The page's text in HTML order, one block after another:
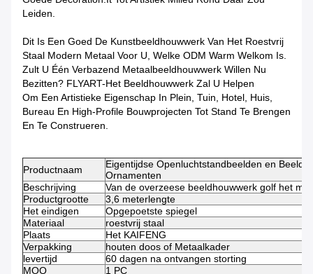
Leiden.
Dit Is Een Goed De Kunstbeeldhouwwerk Van Het Roestvrij
Staal Modern Metaal Voor U, Welke ODM Warm Welkom Is.
Zult U Één Verbazend Metaalbeeldhouwwerk Willen Nu
Bezitten? FLYART-Het Beeldhouwwerk Zal U Helpen
Om Een Artistieke Eigenschap In Plein, Tuin, Hotel, Huis,
Bureau En High-Profile Bouwprojecten Tot Stand Te Brengen
En Te Construeren.
Productnaam
Eigentijdse Openluchtstandbeelden en
Ornamenten
Beschrijving
Van de overzeese beeldhouwwerk golf het
Productgrootte
3,6 meterlengte
Het eindigen
Opgepoetste spiegel
Materiaal
roestvrij staal
Plaats
Het KAIFENG
Verpakking
houten doos of Metaalkader
levertijd
60 dagen na ontvangen storting
MOQ
1 PC